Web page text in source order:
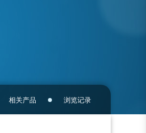
相关产品 浏览记录